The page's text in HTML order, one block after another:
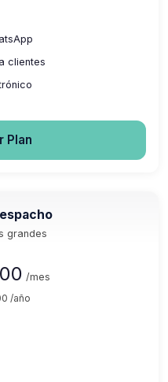
clientes
Plan
grandes
/mes
/año